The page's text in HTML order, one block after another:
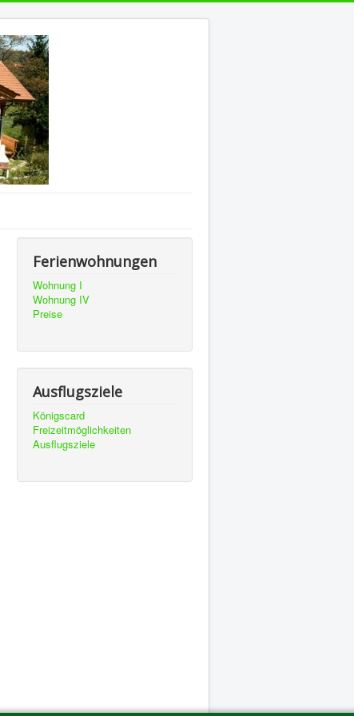
Ferienwohnungen
Wohnung I
Wohnung IV
Preise
Ausflugsziele
Königscard
Freizeitmöglichkeiten
Ausflugsziele